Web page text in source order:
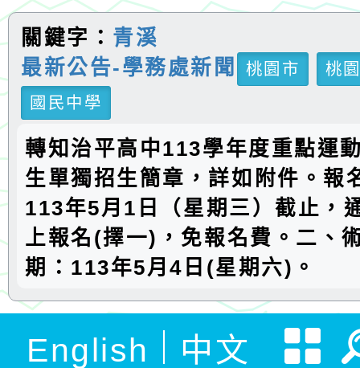
關鍵字： 青溪
最新公告-學務處新聞
桃園市
桃
國民中學
轉知治平高中113學年度重點運
生單獨招生簡章，詳如附件。報
113年5月1日（星期三）截止，
上報名(擇一)，免報名費。二、
期：113年5月4日(星期六)。
English 中文